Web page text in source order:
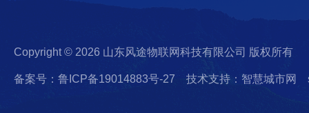
Copyright © 2026 山东风途物联网科技有限公司 版权所有
备案号：鲁ICP备19014883号-27 技术支持：智慧城市网